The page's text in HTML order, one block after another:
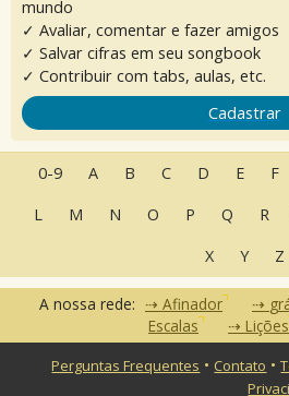
mundo
✓ Avaliar, comentar e fazer amigos
✓ Salvar cifras em seu songbook
✓ Contribuir com tabs, aulas, etc.
Cadastrar
0-9 A B C D E F
L
M N O P Q R
X
Y Z
A nossa rede: Afinador
Escalas
Lições
Perguntas Frequentes • Contato •